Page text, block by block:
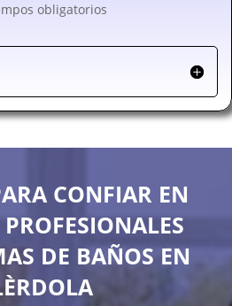
obligatorios
CONFIAR EN
DE BAÑOS EN